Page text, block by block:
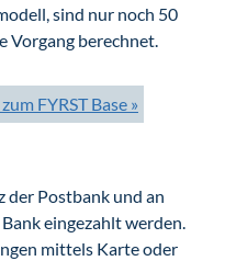
sind nur noch 50
Vorgang berechnet.
FYRST Base »
der Postbank und an
eingezahlt werden.
mittels Karte oder